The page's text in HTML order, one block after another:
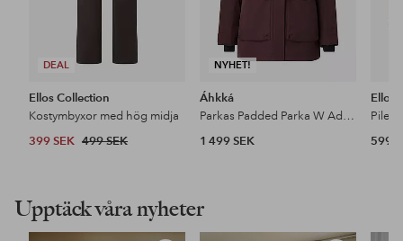
DEAL
Ellos Collection
Kostymbyxor med hög midja
399 SEK 499 SEK
NYHET!
Áhkká
Parkas Padded Parka W Adjustable Waist
1 499 SEK
Ellos
599
Upptäck våra nyheter